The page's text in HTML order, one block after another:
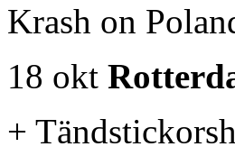
Krash on
18 okt
+